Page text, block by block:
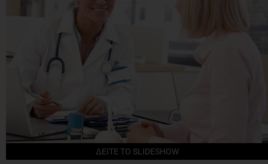
ΔΕΙΤΕ ΤΟ SLIDESHOW